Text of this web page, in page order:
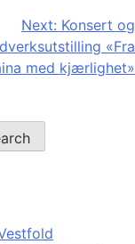
Next: Konsert og
«Fra
med kjærlighet»